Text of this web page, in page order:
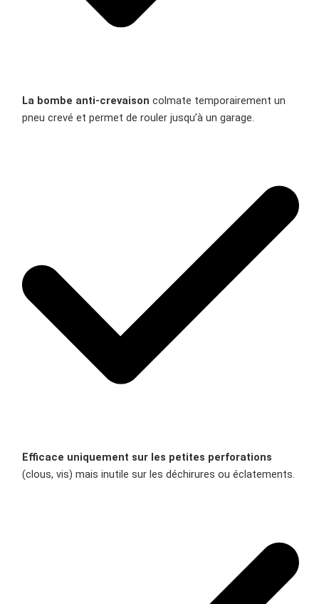
La bombe anti-crevaison colmate temporairement un
pneu crevé et permet de rouler jusqu’à un garage.
Efficace uniquement sur les petites perforations
(clous, vis) mais inutile sur les déchirures ou éclatements.